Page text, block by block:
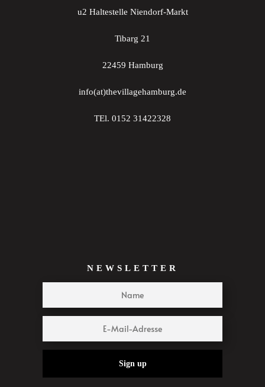
u2 Haltestelle Niendorf-Markt
Tibarg 21
22459 Hamburg
info(at)thevillagehamburg.de
TEl. 0152 31422328
NEWSLETTER
Sign up